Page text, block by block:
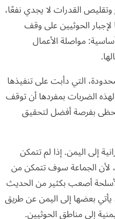
القدرات لا يجدي نفعًا،
الحوثيين على وقف
مواصلة الأعمال
التي دأبت على تنفيذها
الضربات بمفردها أن توقف
بفرصة أفضل لتحقيق
إلى اليمن. إذا لم تتمكن
لأن الجماعة سوف تتمكن من
أصعب بكثير من الحديث
يأتي بعضها إلى اليمن عن طريق
إلى مناطق الحوثيين.